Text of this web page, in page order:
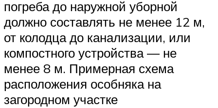
погреба до наружной уборной
должно составлять не менее 12 м,
от колодца до канализации, или
компостного устройства ― не
менее 8 м. Примерная схема
расположения особняка на
загородном участке